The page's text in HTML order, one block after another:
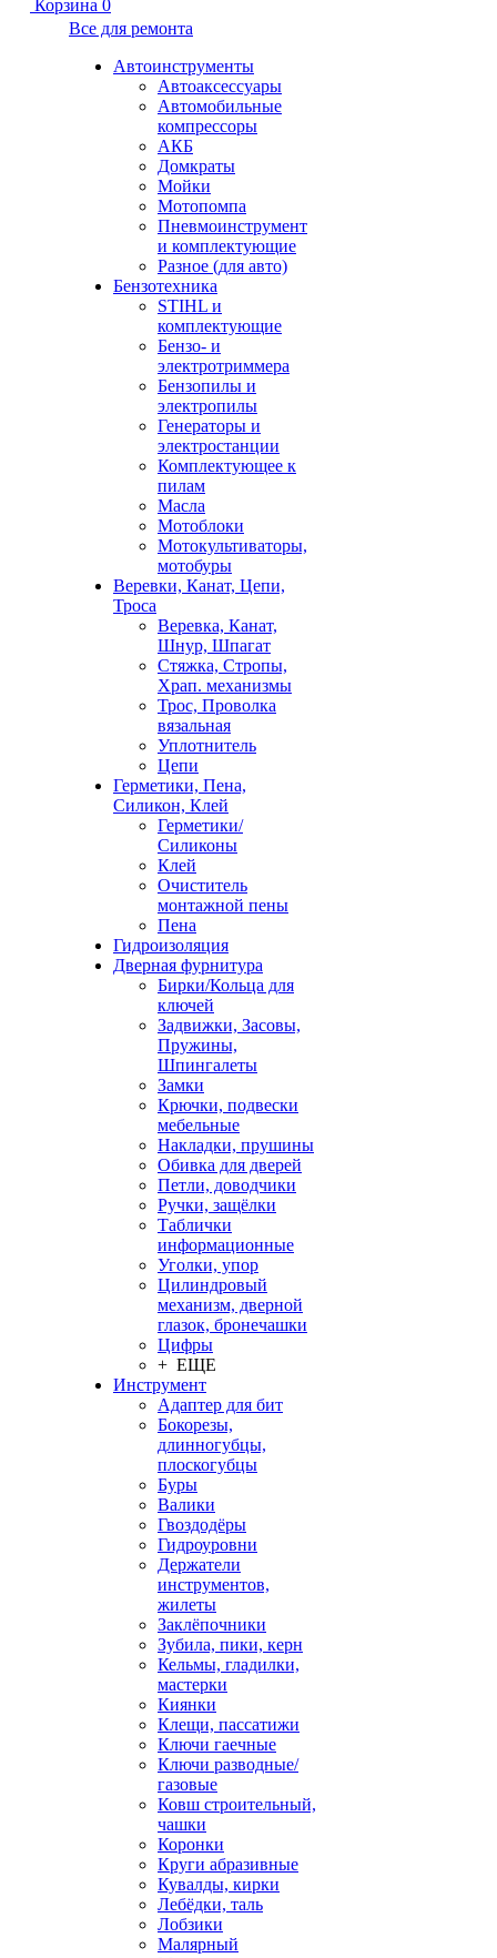
Корзина 0
Все для ремонта
Автоинструменты
Автоаксессуары
Автомобильные
компрессоры
АКБ
Домкраты
Мойки
Мотопомпа
Пневмоинструмент
и комплектующие
Разное (для авто)
Бензотехника
STIHL и
комплектующие
Бензо- и
электротриммера
Бензопилы и
электропилы
Генераторы и
электростанции
Комплектующее к
пилам
Масла
Мотоблоки
Мотокультиваторы,
мотобуры
Веревки, Канат, Цепи,
Троса
Веревка, Канат,
Шнур, Шпагат
Стяжка, Стропы,
Храп. механизмы
Трос, Проволка
вязальная
Уплотнитель
Цепи
Герметики, Пена,
Силикон, Клей
Герметики/
Силиконы
Клей
Очиститель
монтажной пены
Пена
Гидроизоляция
Дверная фурнитура
Бирки/Кольца для
ключей
Задвижки, Засовы,
Пружины,
Шпингалеты
Замки
Крючки, подвески
мебельные
Накладки, прушины
Обивка для дверей
Петли, доводчики
Ручки, защёлки
Таблички
информационные
Уголки, упор
Цилиндровый
механизм, дверной
глазок, бронечашки
Цифры
+ ЕЩЕ
Инструмент
Адаптер для бит
Бокорезы,
длинногубцы,
плоскогубцы
Буры
Валики
Гвоздодёры
Гидроуровни
Держатели
инструментов,
жилеты
Заклёпочники
Зубила, пики, керн
Кельмы, гладилки,
мастерки
Киянки
Клещи, пассатижи
Ключи гаечные
Ключи разводные/
газовые
Ковш строительный,
чашки
Коронки
Круги абразивные
Кувалды, кирки
Лебёдки, таль
Лобзики
Малярный